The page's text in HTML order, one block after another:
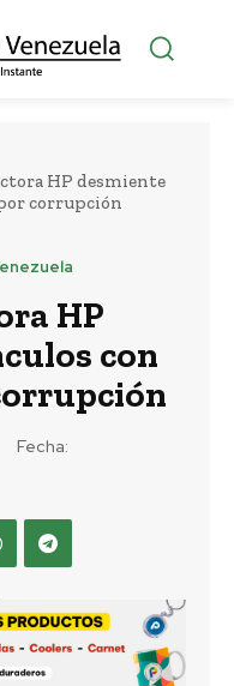
HP desmiente
corrupción
HP
con
Fecha: